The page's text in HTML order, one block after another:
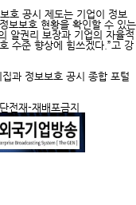
호 공시 제도는 기업이 정보
보보호 현황을 확인할 수 있는
알권리 보장과 기업의 자율적
수준 향상에 힘쓰겠다.”고 강
과 정보보호 공시 종합 포털
재-재배포금지